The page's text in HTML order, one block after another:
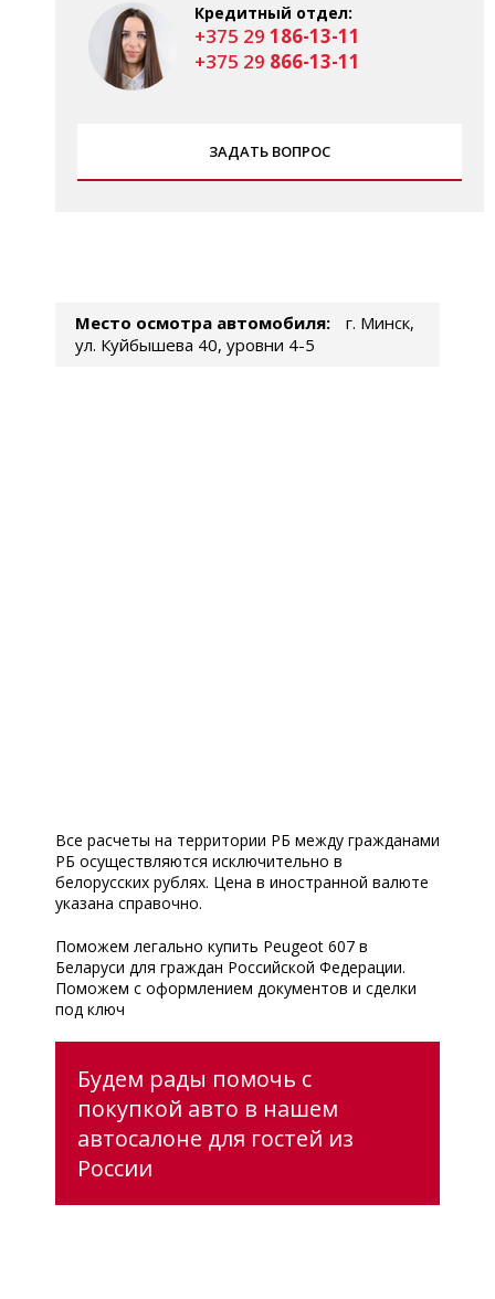
Кредитный отдел:
+375 29 186-13-11
+375 29 866-13-11
ЗАДАТЬ ВОПРОС
Место осмотра автомобиля:
г. Минск,
ул. Куйбышева 40, уровни 4-5
Все расчеты на территории РБ между гражданами
РБ осуществляются исключительно в
белорусских рублях. Цена в иностранной валюте
указана справочно.
Поможем легально купить Peugeot 607 в
Беларуси для граждан Российской Федерации.
Поможем с оформлением документов и сделки
под ключ
Будем рады помочь с
покупкой авто в нашем
автосалоне для гостей из
России